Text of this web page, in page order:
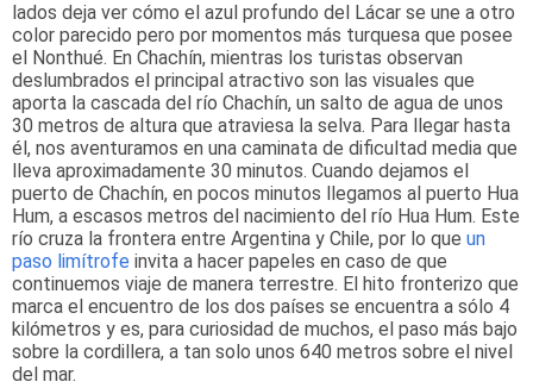
lados deja ver cómo el azul profundo del Lácar se une a otro
color parecido pero por momentos más turquesa que posee
el Nonthué. En Chachín, mientras los turistas observan
deslumbrados el principal atractivo son las visuales que
aporta la cascada del río Chachín, un salto de agua de unos
30 metros de altura que atraviesa la selva. Para llegar hasta
él, nos aventuramos en una caminata de dificultad media que
lleva aproximadamente 30 minutos. Cuando dejamos el
puerto de Chachín, en pocos minutos llegamos al puerto Hua
Hum, a escasos metros del nacimiento del río Hua Hum. Este
río cruza la frontera entre Argentina y Chile, por lo que un
paso limítrofe invita a hacer papeles en caso de que
continuemos viaje de manera terrestre. El hito fronterizo que
marca el encuentro de los dos países se encuentra a sólo 4
kilómetros y es, para curiosidad de muchos, el paso más bajo
sobre la cordillera, a tan solo unos 640 metros sobre el nivel
del mar.